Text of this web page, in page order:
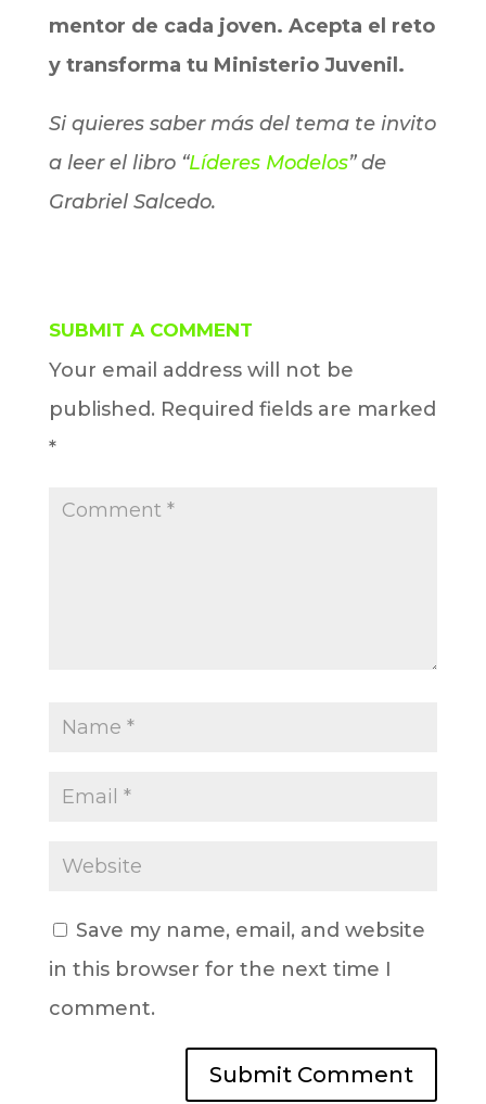
mentor de cada joven. Acepta el reto
y transforma tu Ministerio Juvenil.
Si quieres saber más del tema te invito
a leer el libro “Líderes Modelos” de
Grabriel Salcedo.
SUBMIT A COMMENT
Your email address will not be
published. Required fields are marked
*
Save my name, email, and website
in this browser for the next time I
comment.